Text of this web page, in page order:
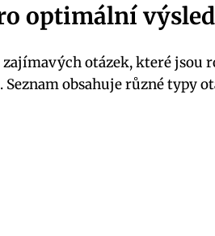
optimální
otázek, které jsou
obsahuje různé typy